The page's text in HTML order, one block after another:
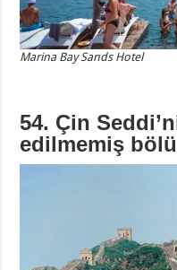
Marina Bay Sands Hotel
54. Çin
edilmemiş